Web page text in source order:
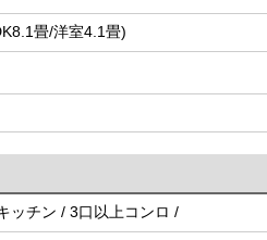
畳/洋室4.1畳)
ッチン / 3口以上コンロ /